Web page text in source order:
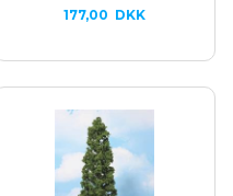
177,00 DKK